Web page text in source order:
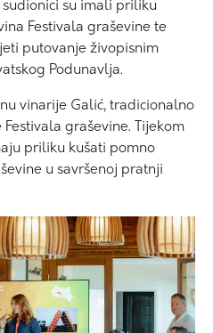
sudionici su imali priliku
Festivala graševine te
putovanje živopisnim
Podunavlja.
vinarije Galić, tradicionalno
graševine. Tijekom
priliku kušati pomno
u savršenoj pratnji